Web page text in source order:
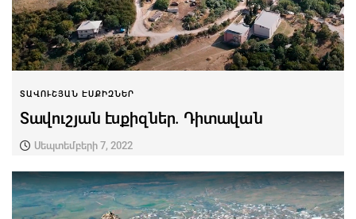
ՏԱՎՈՒՇՅԱՆ ԷՍՔԻԶՆԵՐ
Տավուշյան էսքիզներ. Դիտավան
Սեպտեմբերի 7, 2022